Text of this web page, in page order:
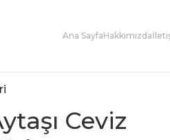
Ana SayfaHakkımızda
Ceviz